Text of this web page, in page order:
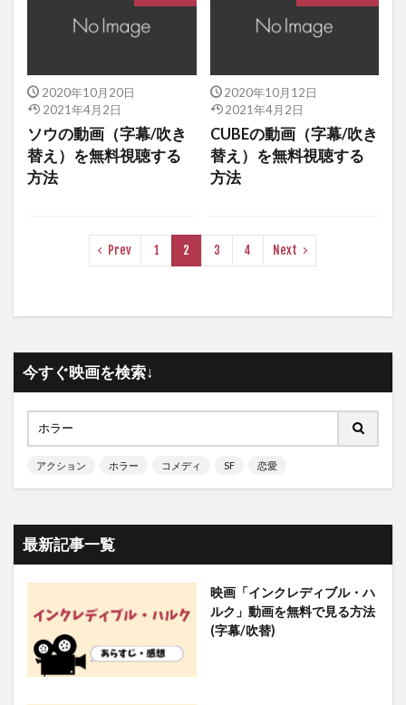
2020年10月20日
2021年4月2日
ソウの動画（字幕/吹き
替え）を無料視聴する
方法
2020年10月12日
2021年4月2日
CUBEの動画（字幕/吹き
替え）を無料視聴する
方法
Prev 1 2 3 4 Next
今すぐ映画を検索↓
アクション ホラー コメディ SF 恋愛
最新記事一覧
映画「インクレディブル・ハ
ルク」動画を無料で見る方法
(字幕/吹替)